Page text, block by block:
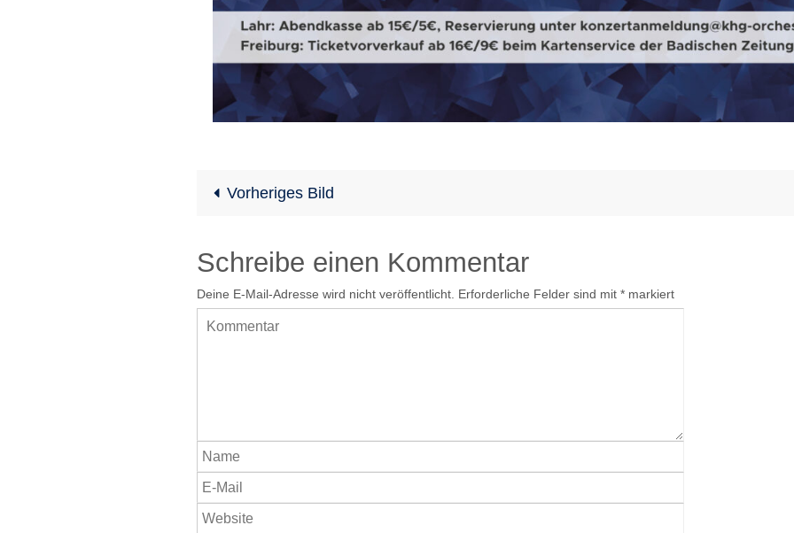
Vorheriges Bild
Schreibe einen Kommentar
Deine E-Mail-Adresse wird nicht veröffentlicht. Erforderliche Felder sind mit * markiert